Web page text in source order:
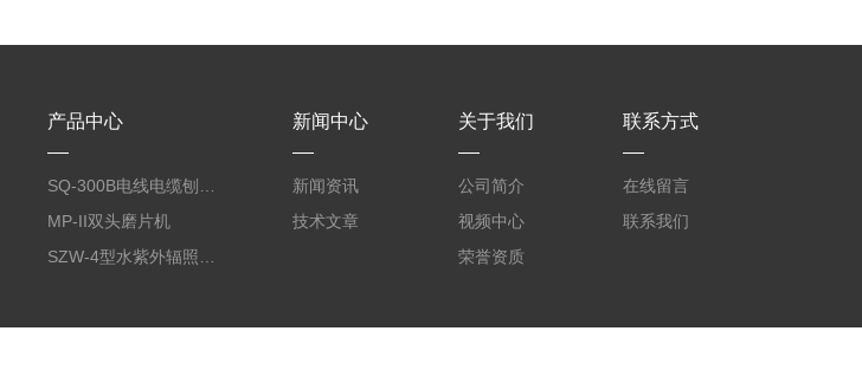
产品中心
MP-II双头磨片机
新闻中心
新闻资讯
技术文章
关于我们
公司简介
视频中心
荣誉资质
联系方式
在线留言
联系我们